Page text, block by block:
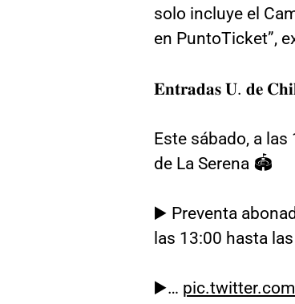
solo incluye el
en PuntoTicket”,
𝐄𝐧𝐭𝐫𝐚𝐝𝐚𝐬 𝐔. 𝐝𝐞
Este sábado, a
de La Serena 🏟️
▶️ Preventa
las 13:00 hasta
▶️…